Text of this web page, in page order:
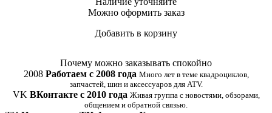
Можно оформить заказ
Добавить в корзину
Почему можно заказывать спокойно
2008 Работаем с 2008 года Много лет в теме квадроциклов,
запчастей, шин и аксессуаров для ATV.
VK ВКонтакте с 2010 года Живая группа с новостями, обзорами,
общением и обратной связью.